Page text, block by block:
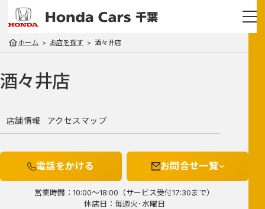
ホーム お店を探す 酒々井店
酒々井店
店舗情報 アクセスマップ
営業時間：10:00～18:00（サービス受付17:30まで）
休店日：毎週火･水曜日
電話をかける お問合せ一覧